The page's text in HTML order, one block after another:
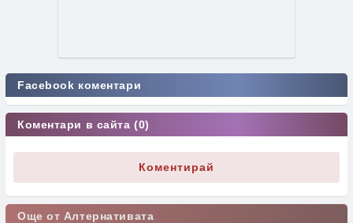
Facebook коментари
Коментари в сайта (0)
Коментирай
Още от Алтернативата